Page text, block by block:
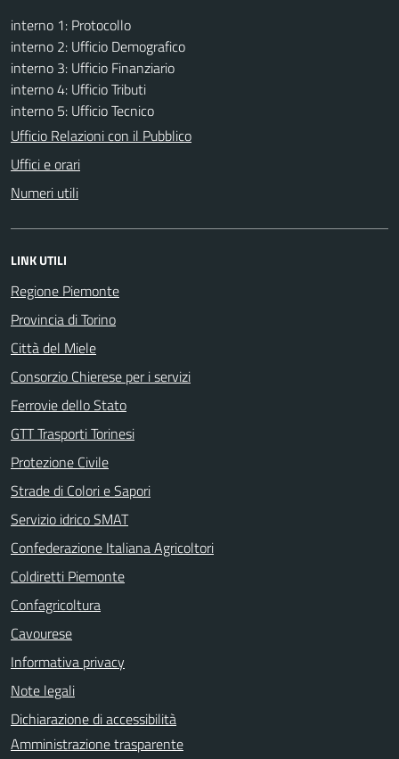
interno 1: Protocollo
interno 2: Ufficio Demografico
interno 3: Ufficio Finanziario
interno 4: Ufficio Tributi
interno 5: Ufficio Tecnico
Ufficio Relazioni con il Pubblico
Uffici e orari
Numeri utili
LINK UTILI
Regione Piemonte
Provincia di Torino
Città del Miele
Consorzio Chierese per i servizi
Ferrovie dello Stato
GTT Trasporti Torinesi
Protezione Civile
Strade di Colori e Sapori
Servizio idrico SMAT
Confederazione Italiana Agricoltori
Coldiretti Piemonte
Confagricoltura
Cavourese
Informativa privacy
Note legali
Dichiarazione di accessibilità
Amministrazione trasparente